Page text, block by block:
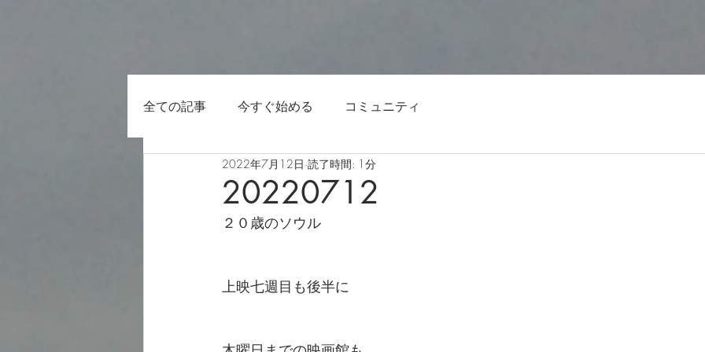
全ての記事 今すぐ始める コミュニティ
20220712
2022年7月12日 読了時間: 1分
２０歳のソウル
上映七週目も後半に